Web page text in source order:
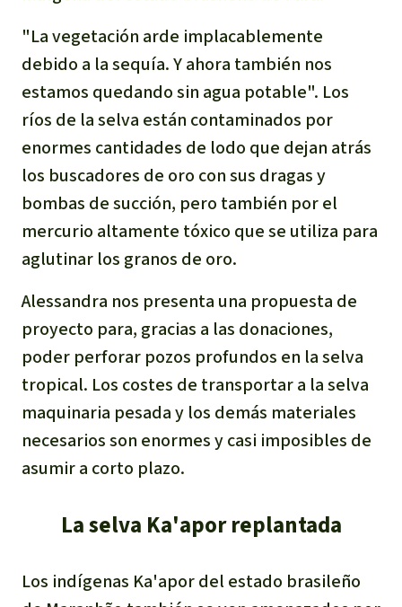
REDD
Indígena
Landgrabbing
Granjas Industriales
Para niñas y niños
"La vegetación arde implacablemente
debido a la sequía. Y ahora también nos
estamos quedando sin agua potable". Los
ríos de la selva están contaminados por
enormes cantidades de lodo que dejan atrás
los buscadores de oro con sus dragas y
bombas de succión, pero también por el
mercurio altamente tóxico que se utiliza para
aglutinar los granos de oro.
Alessandra nos presenta una propuesta de
proyecto para, gracias a las donaciones,
poder perforar pozos profundos en la selva
tropical. Los costes de transportar a la selva
maquinaria pesada y los demás materiales
necesarios son enormes y casi imposibles de
asumir a corto plazo.
La selva Ka'apor replantada
Los indígenas Ka'apor del estado brasileño